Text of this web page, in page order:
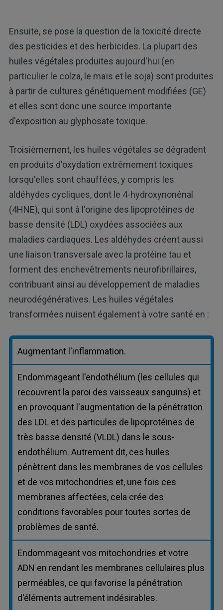
Ensuite, se pose la question de la toxicité directe
des pesticides et des herbicides. La plupart des
huiles végétales produites aujourd'hui (en
particulier le colza, le maïs et le soja) sont produites
à partir de cultures génétiquement modifiées (GE)
et elles sont donc une source importante
d'exposition au glyphosate toxique.
Troisièmement, les huiles végétales se dégradent
en produits d'oxydation extrêmement toxiques
lorsqu'elles sont chauffées, y compris les
aldéhydes cycliques, dont le 4-hydroxynonénal
(4HNE), qui sont à l'origine des lipoprotéines de
basse densité (LDL) oxydées associées aux
maladies cardiaques. Les aldéhydes créent aussi
une liaison transversale avec la protéine tau et
forment des enchevêtrements neurofibrillaires,
contribuant ainsi au développement de maladies
neurodégénératives. Les huiles végétales
transformées nuisent également à votre santé en :
Augmentant l'inflammation.
Endommageant l'endothélium (les cellules qui
recouvrent la paroi des vaisseaux sanguins) et
en provoquant l'augmentation de la pénétration
des LDL et des particules de lipoprotéines de
très basse densité (VLDL) dans le sous-
endothélium. Autrement dit, ces huiles
pénètrent dans les membranes de vos cellules
et de vos mitochondries et, une fois ces
membranes affectées, cela crée des
conditions favorables pour toutes sortes de
problèmes de santé.
Endommageant vos mitochondries et votre
ADN en rendant les membranes cellulaires plus
perméables, ce qui favorise la pénétration
d'éléments autrement indésirables.